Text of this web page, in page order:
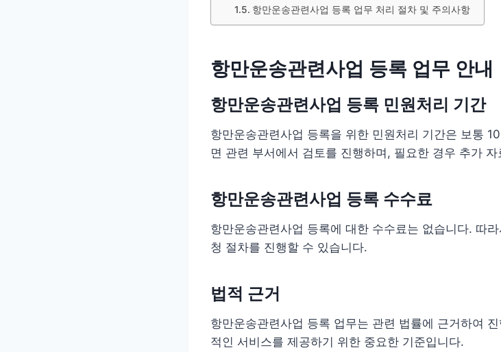
항만운송관련사업 등록 업무 처리 절차 및 주의사항
항만운송관련사업 등록 업무 안내
항만운송관련사업 등록 민원처리 기간
항만운송관련사업 등록을 위한 민원처리 기간은 보통
면 관련 부서에서 검토를 진행하며, 필요한 경우 추가
항만운송관련사업 등록 수수료
항만운송관련사업 등록에 대한 수수료는 없습니다. 따
청 절차를 진행할 수 있습니다.
법적 근거
항만운송관련사업 등록 업무는 관련 법률에 근거하여
적인 서비스를 제공하기 위한 중요한 기준입니다.